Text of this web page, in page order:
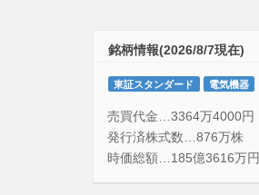
銘柄情報(2026/8/7現在)
東証スタンダード 電気機器
売買代金…3364万4000円
発行済株式数…876万株
時価総額…185億3616万円